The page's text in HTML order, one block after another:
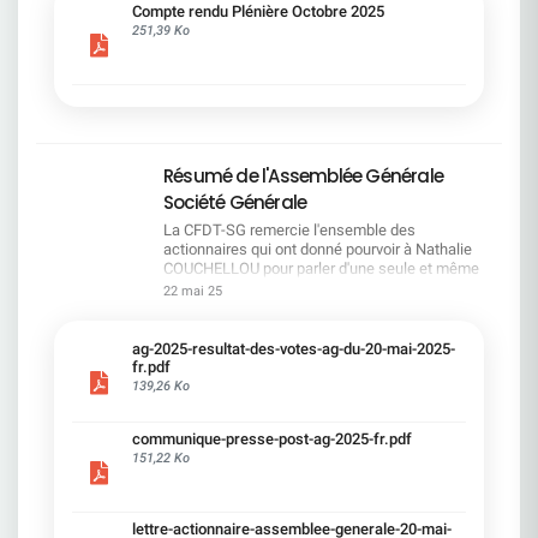
cadre du dialogue social.Bonne lecture !
Compte rendu Plénière Octobre 2025
251,39 Ko
Résumé de l'Assemblée Générale
Société Générale
La CFDT-SG remercie l'ensemble des
actionnaires qui ont donné pourvoir à Nathalie
COUCHELLOU pour parler d'une seule et même
voix.L'assemblée Générale s'est ouverte avec 4
souligné la forte amélioration en 2024 de tous les
facteurs financiers et le premier trimestre 2025
encourageant.Le Directeur Général, Slawomir
solide. Etre une banque simple et intégrée. Etre
une banque efficace. Etre une banque rentable. Le
22 mai 25
ag-2025-resultat-des-votes-ag-du-20-mai-2025-
fr.pdf
139,26 Ko
communique-presse-post-ag-2025-fr.pdf
151,22 Ko
lettre-actionnaire-assemblee-generale-20-mai-